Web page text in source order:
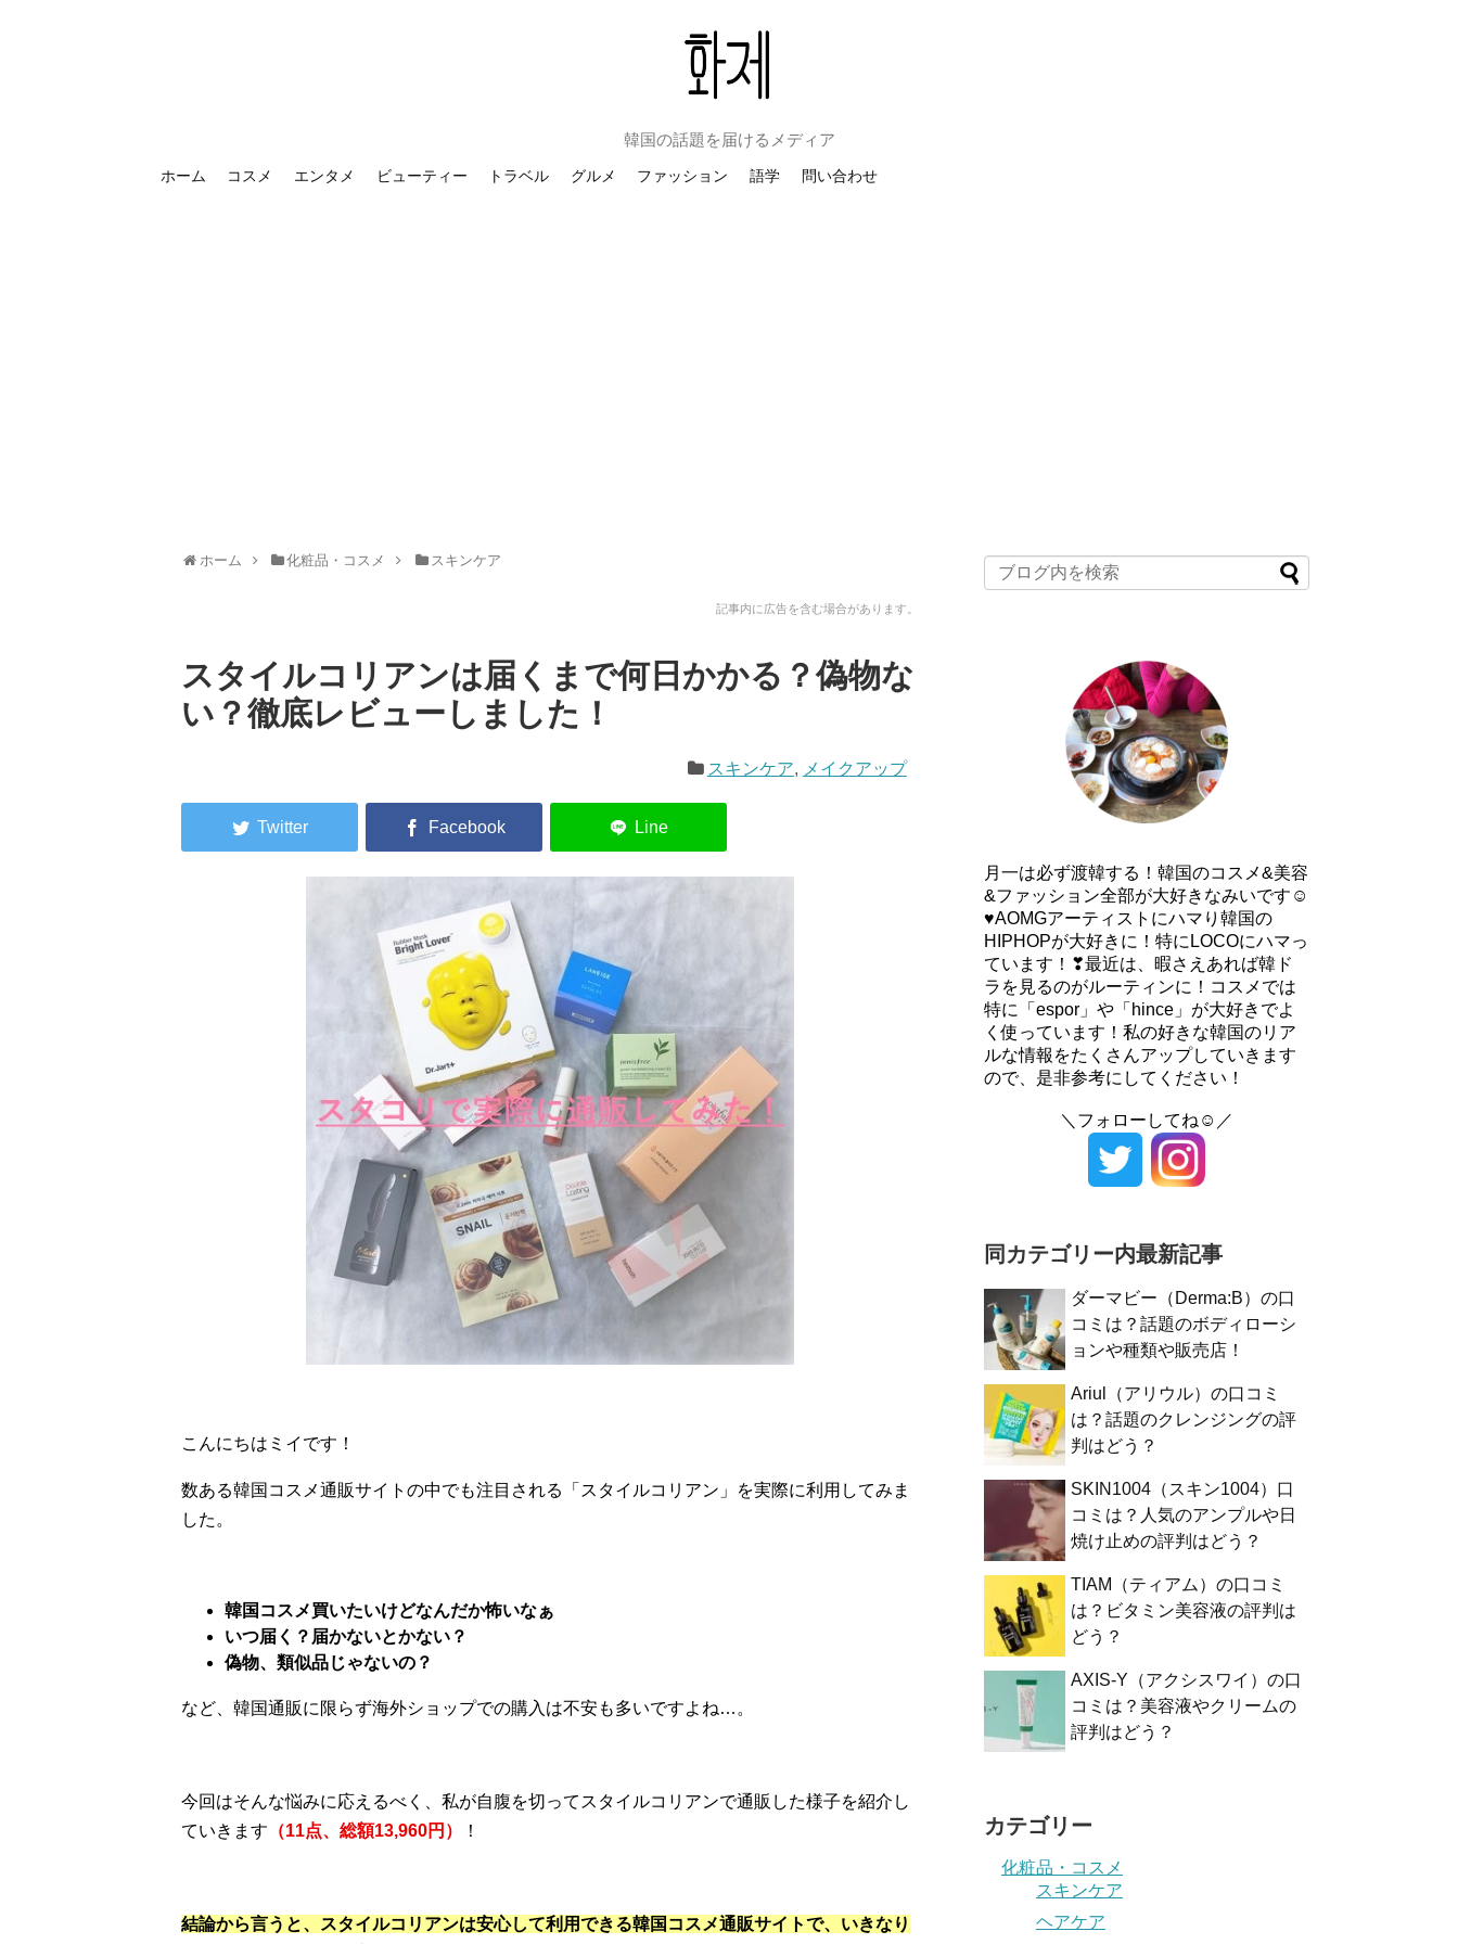
韓国の話題を届けるメディア
ホーム コスメ エンタメ ビューティー トラベル グルメ ファッション 語学 問い合わせ
ホーム 化粧品・コスメ スキンケア
記事内に広告を含む場合があります。
スタイルコリアンは届くまで何日かかる？偽物な
い？徹底レビューしました！
スキンケア, メイクアップ
こんにちはミイです！
数ある韓国コスメ通販サイトの中でも注目される「スタイルコリアン」を実際に利用してみま
した。
韓国コスメ買いたいけどなんだか怖いなぁ
いつ届く？届かないとかない？
偽物、類似品じゃないの？
など、韓国通販に限らず海外ショップでの購入は不安も多いですよね…。
今回はそんな悩みに応えるべく、私が自腹を切ってスタイルコリアンで通販した様子を紹介し
ていきます （11点、総額13,960円） ！
結論から言うと、スタイルコリアンは安心して利用できる韓国コスメ通販サイトで、いきなり
月一は必ず渡韓する！韓国のコスメ&美容
&ファッション全部が大好きなみいです☺
♥AOMGアーティストにハマり韓国の
HIPHOPが大好きに！特にLOCOにハマっ
ています！❣最近は、暇さえあれば韓ド
ラを見るのがルーティンに！コスメでは
特に「espor」や「hince」が大好きでよ
く使っています！私の好きな韓国のリア
ルな情報をたくさんアップしていきます
ので、是非参考にしてください！
＼フォローしてね☺／
同カテゴリー内最新記事
ダーマビー（Derma:B）の口
コミは？話題のボディローシ
ョンや種類や販売店！
Ariul（アリウル）の口コミ
は？話題のクレンジングの評
判はどう？
SKIN1004（スキン1004）口
コミは？人気のアンプルや日
焼け止めの評判はどう？
TIAM（ティアム）の口コミ
は？ビタミン美容液の評判は
どう？
AXIS-Y（アクシスワイ）の口
コミは？美容液やクリームの
評判はどう？
カテゴリー
化粧品・コスメ
スキンケア
ヘアケア